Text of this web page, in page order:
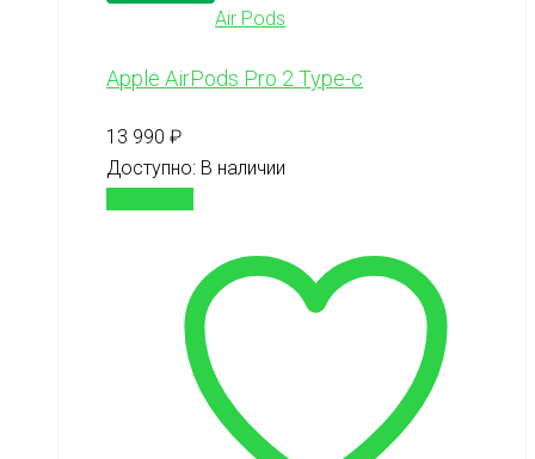
Air Pods
Apple AirPods Pro 2 Type-c
13 990 ₽
Доступно: В наличии